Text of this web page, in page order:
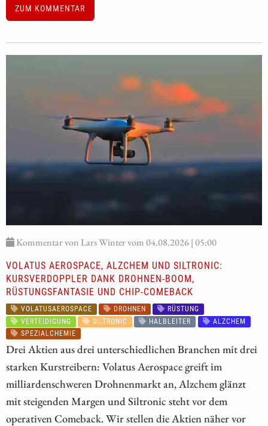
ZUM KOMMENTAR
Kommentar von Lars Winter vom 04.08.2026 | 05:00
VOLATUS AEROSPACE, ALZCHEM UND SILTRONIC:
KURSVERDOPPLER DANK DROHNEN-BOOM,
RÜSTUNGSFANTASIE UND CHIP-COMEBACK
VOLATUSAEROSPACE DROHNEN
RÜSTUNG
VERTEIDIGUNG
SILTRONIC HALBLEITER
ALZCHEM
SPEZIALCHEMIE
Drei Aktien aus drei unterschiedlichen Branchen mit drei
starken Kurstreibern: Volatus Aerospace greift im
milliardenschweren Drohnenmarkt an, Alzchem glänzt
mit steigenden Margen und Siltronic steht vor dem
operativen Comeback. Wir stellen die Aktien näher vor